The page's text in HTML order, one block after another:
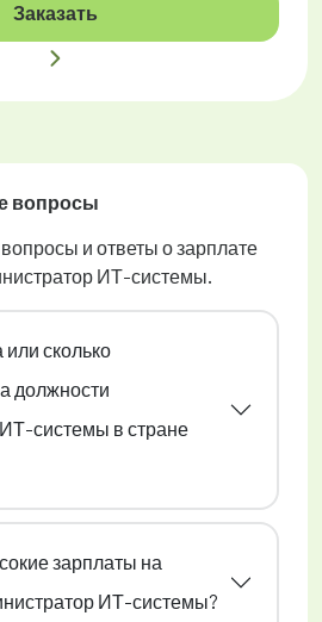
Заказать
вопросы
и ответы о зарплате
ИТ-системы.
или сколько
должности
системы в стране
зарплаты на
ИТ-системы?